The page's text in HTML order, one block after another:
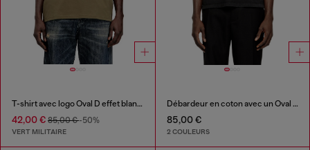
T-shirt avec logo Oval D effet blanchi
42,00 € 85,00 €-50%
VERT MILITAIRE
Débardeur en coton avec un Oval D métallisé
85,00 €
2 COULEURS